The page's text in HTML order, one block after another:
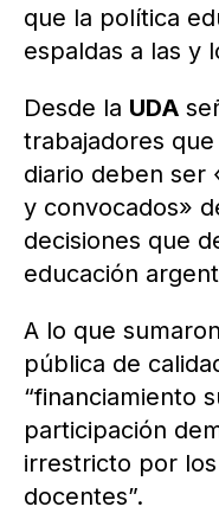
que la política
espaldas a las y
Desde la UDA
trabajadores
diario deben ser
y convocados»
decisiones que
educación
A lo que
pública de
“financiamiento
participación
irrestricto por
docentes”.